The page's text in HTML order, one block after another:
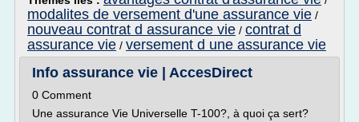
modalites de versement d'une assurance vie /
nouveau contrat d assurance vie / contrat d
assurance vie / versement d une assurance vie
Info assurance vie | AccesDirect
0 Comment
Une assurance Vie Universelle T-100?, à quoi ça sert?